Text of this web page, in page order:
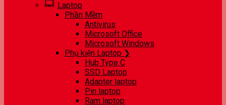
Laptop
Phần Mềm
Antivirus
Microsoft Office
Microsoft Windows
Phụ kiện Laptop ❯
Hub Type C
SSD Laptop
Adapter laptop
Pin laptop
Ram laptop